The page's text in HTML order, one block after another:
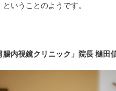
ということのようです。
腸内視鏡クリニック」院長 樋田